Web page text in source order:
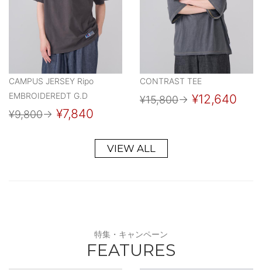
CAMPUS JERSEY Ripo
EMBROIDEREDT G.D
¥9,800→ ¥7,840
CONTRAST TEE
¥15,800→ ¥12,640
VIEW ALL
特集・キャンペーン
FEATURES